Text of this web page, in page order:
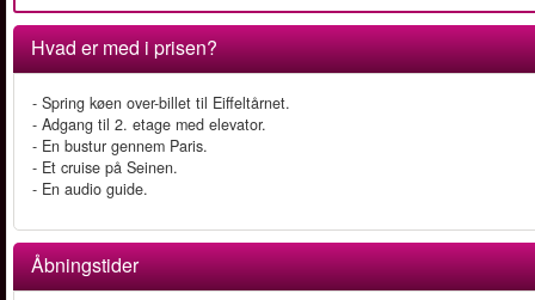
Hvad er med i prisen?
- Spring køen over-billet til Eiffeltårnet.
- Adgang til 2. etage med elevator.
- En bustur gennem Paris.
- Et cruise på Seinen.
- En audio guide.
Åbningstider